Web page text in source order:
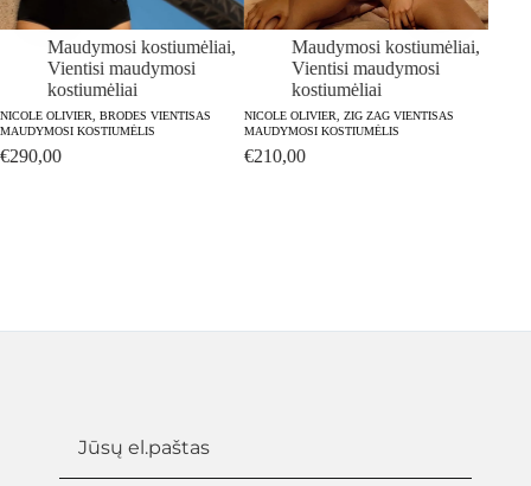
Maudymosi kostiumėliai,
Vientisi maudymosi
kostiumėliai
NICOLE OLIVIER, BRODES VIENTISAS
MAUDYMOSI KOSTIUMĖLIS
€290,00
Maudymosi kostiumėliai,
Vientisi maudymosi
kostiumėliai
NICOLE OLIVIER, ZIG ZAG VIENTISAS
MAUDYMOSI KOSTIUMĖLIS
€210,00